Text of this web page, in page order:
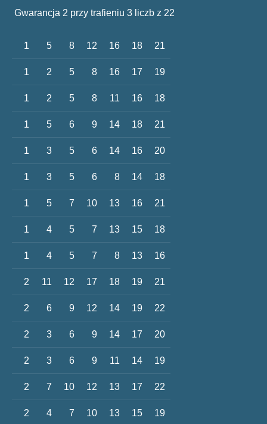
Gwarancja 2 przy trafieniu 3 liczb z 22
1 5 8 12 16 18 21
1 2 5 8 16 17 19
1 2 5 8 11 16 18
1 5 6 9 14 18 21
1 3 5 6 14 16 20
1 3 5 6 8 14 18
1 5 7 10 13 16 21
1 4 5 7 13 15 18
1 4 5 7 8 13 16
2 11 12 17 18 19 21
2 6 9 12 14 19 22
2 3 6 9 14 17 20
2 3 6 9 11 14 19
2 7 10 12 13 17 22
2 4 7 10 13 15 19